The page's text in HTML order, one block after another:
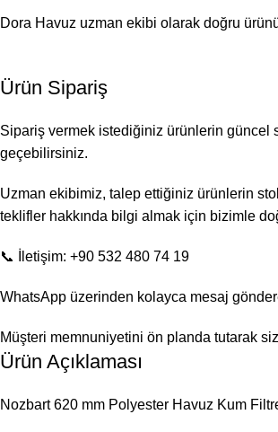
Dora Havuz uzman ekibi olarak doğru
Ürün Sipariş
Sipariş vermek istediğiniz ürünlerin güncel
geçebilirsiniz.
Uzman ekibimiz, talep ettiğiniz ürünlerin
teklifler hakkında bilgi almak için bizimle
📞 İletişim: +90 532 480 74 19
WhatsApp üzerinden kolayca mesaj
Müşteri memnuniyetini ön planda tutarak
Ürün Açıklaması
Nozbart 620 mm Polyester Havuz Kum